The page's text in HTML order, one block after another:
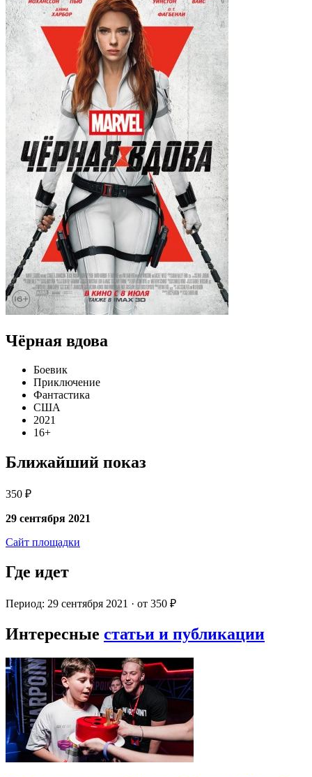
Чёрная вдова
Боевик
Приключение
Фантастика
США
2021
16+
Ближайший показ
350 ₽
29 сентября 2021
Сайт площадки
Где идет
Период: 29 сентября 2021 · от 350 ₽
Интересные статьи и публикации